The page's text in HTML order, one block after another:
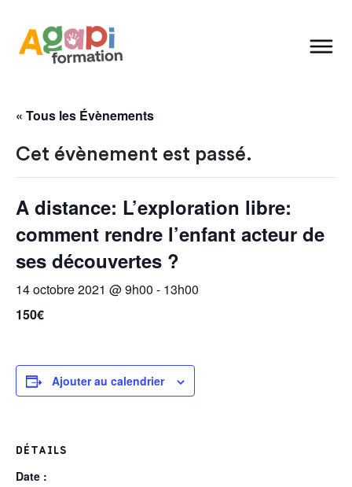
« Tous les Évènements
Cet évènement est passé.
A distance: L’exploration libre:
comment rendre l’enfant acteur de
ses découvertes ?
14 octobre 2021 @ 9h00 - 13h00
150€
Ajouter au calendrier
DÉTAILS
Date :